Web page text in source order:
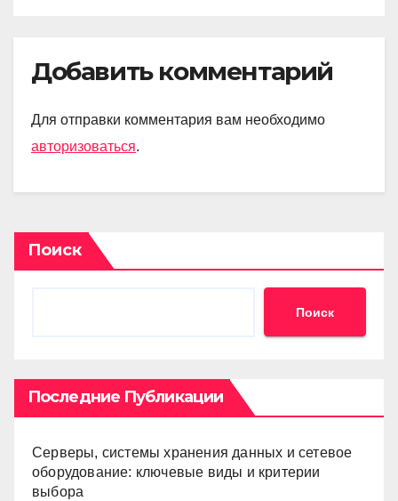
Добавить комментарий
Для отправки комментария вам необходимо
авторизоваться.
Поиск
Поиск
Последние Публикации
Серверы, системы хранения данных и сетевое
оборудование: ключевые виды и критерии
выбора